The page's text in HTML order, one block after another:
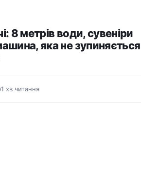
8 метрів води, сувеніри
яка не зупиняється
1 хв читання